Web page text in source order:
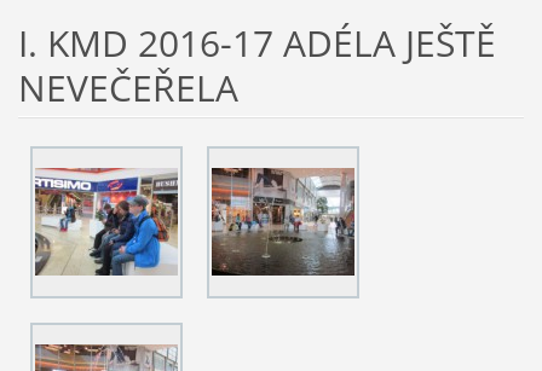
I. KMD 2016-17 ADÉLA JEŠTĚ
NEVEČEŘELA